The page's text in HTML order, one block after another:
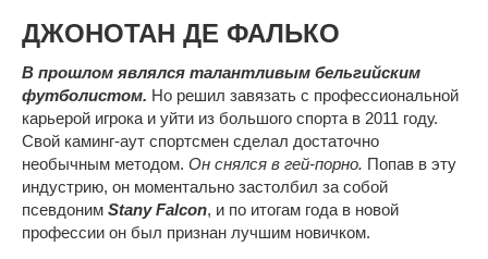
ДЖОНОТАН ДЕ ФАЛЬКО
В прошлом являлся талантливым бельгийским
футболистом. Но решил завязать с профессиональной
карьерой игрока и уйти из большого спорта в 2011 году.
Свой каминг-аут спортсмен сделал достаточно
необычным методом. Он снялся в гей-порно. Попав в эту
индустрию, он моментально застолбил за собой
псевдоним Stany Falcon, и по итогам года в новой
профессии он был признан лучшим новичком.